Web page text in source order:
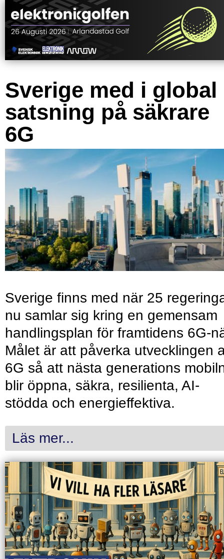
Sverige med i global
satsning på säkrare
6G
Sverige finns med när 25
nu samlar sig kring en gemensam
handlingsplan för framtidens 6G-
Målet är att påverka utvecklingen
6G så att nästa generations
blir öppna, säkra, resilienta, AI-
stödda och energieffektiva.
Läs mer...